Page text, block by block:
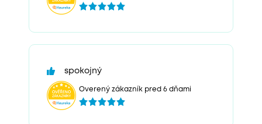
spokojný
Overený zákazník pred 6 dňami